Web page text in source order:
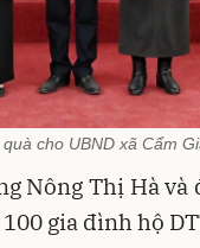
cho UBND xã Cẩm
Nông Thị Hà và
gia đình hộ